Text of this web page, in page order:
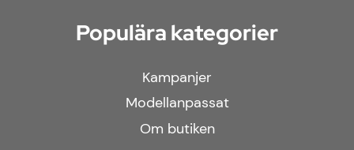
Populära kategorier
Kampanjer
Modellanpassat
Om butiken